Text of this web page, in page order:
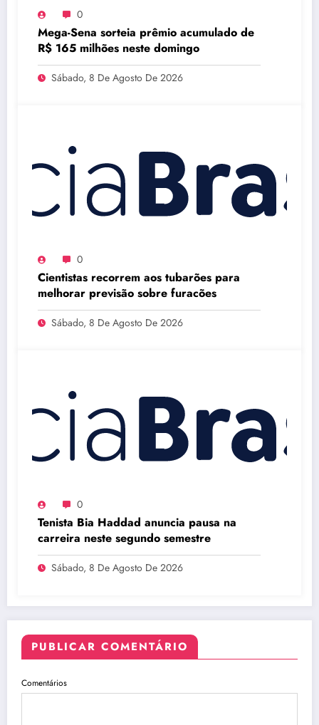
0
Mega-Sena sorteia prêmio acumulado de
R$ 165 milhões neste domingo
Sábado, 8 De Agosto De 2026
0
Cientistas recorrem aos tubarões para
melhorar previsão sobre furacões
Sábado, 8 De Agosto De 2026
0
Tenista Bia Haddad anuncia pausa na
carreira neste segundo semestre
Sábado, 8 De Agosto De 2026
PUBLICAR COMENTÁRIO
Comentários